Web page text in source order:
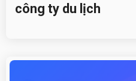
công ty du lịch